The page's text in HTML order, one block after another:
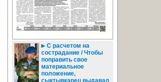
С расчетом на
сострадание / Чтобы
поправить свое
материальное
положение,
сыктывкарец выдавал